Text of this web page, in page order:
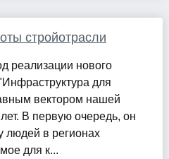
стройотрасли
реализации нового
для
вектором нашей
В первую очередь, он
людей в регионах
для к...